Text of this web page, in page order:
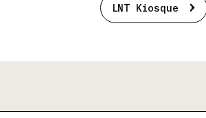
LNT Kiosque